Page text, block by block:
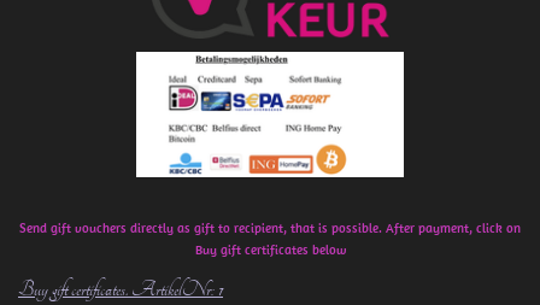
o
k
Send gift vouchers directly as gift to recipient, that is possible. After payment, click on
Buy gift certificates below
Buy gift certificates. ArtikelNr: 1